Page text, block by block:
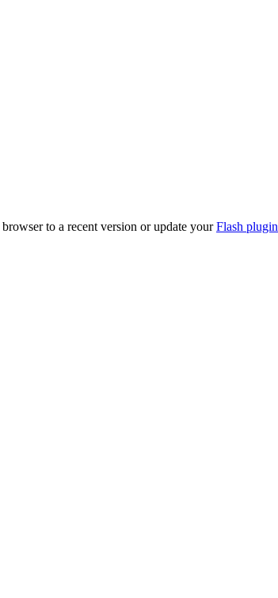
to a recent version or update yourFlash plugin